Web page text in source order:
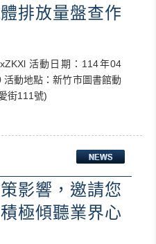
排放量盤查作
活動日期：114年04
動地點：新竹市圖書館動
街111號)
影響，邀請您
極傾聽業界心